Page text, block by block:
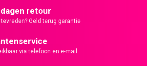
retour
tevreden? Geld terug garantie
via telefoon en e-mail